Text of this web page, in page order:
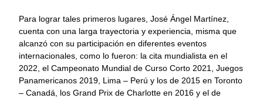
Para lograr tales primeros lugares, José Ángel Martínez,
cuenta con una larga trayectoria y experiencia, misma que
alcanzó con su participación en diferentes eventos
internacionales, como lo fueron: la cita mundialista en el
2022, el Campeonato Mundial de Curso Corto 2021, Juegos
Panamericanos 2019, Lima – Perú y los de 2015 en Toronto
– Canadá, los Grand Prix de Charlotte en 2016 y el de